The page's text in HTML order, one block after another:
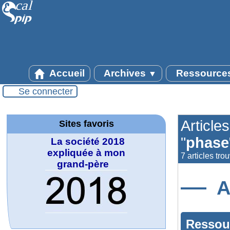
Accueil Archives ▼
Se connecter
"phase
7 articles
Sites favoris
La société 2018
expliquée à mon
grand-père